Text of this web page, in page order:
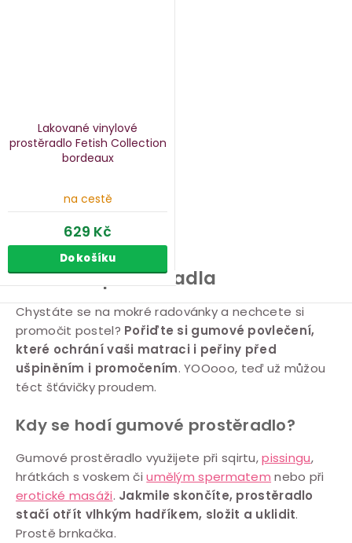
Lakované vinylové
prostěradlo Fetish Collection
bordeaux
na cestě
629 Kč
Do košíku
Gumová prostěradla
Chystáte se na mokré radovánky a nechcete si
promočit postel? Pořiďte si gumové povlečení,
které ochrání vaši matraci i peřiny před
ušpiněním i promočením. YOOooo, teď už můžou
téct šťávičky proudem.
Kdy se hodí gumové prostěradlo?
Gumové prostěradlo využijete při sqirtu,pissingu,
hrátkách s voskem čiumělým spermatem nebo při
erotické masáži. Jakmile skončíte, prostěradlo
stačí otřít vlhkým hadříkem, složit a uklidit.
Prostě brnkačka.